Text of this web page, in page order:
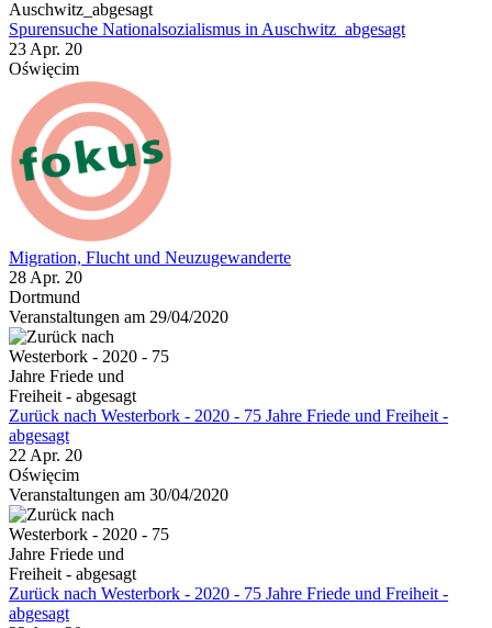
Spurensuche Nationalsozialismus in Auschwitz_abgesagt
23 Apr. 20
Oświęcim
Migration, Flucht und Neuzugewanderte
28 Apr. 20
Dortmund
Veranstaltungen am 29/04/2020
Zurück nach Westerbork - 2020 - 75 Jahre Friede und Freiheit -
abgesagt
22 Apr. 20
Oświęcim
Veranstaltungen am 30/04/2020
Zurück nach Westerbork - 2020 - 75 Jahre Friede und Freiheit -
abgesagt